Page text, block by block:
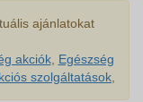
ajánlatokat
akciók, Egészség
szolgáltatások